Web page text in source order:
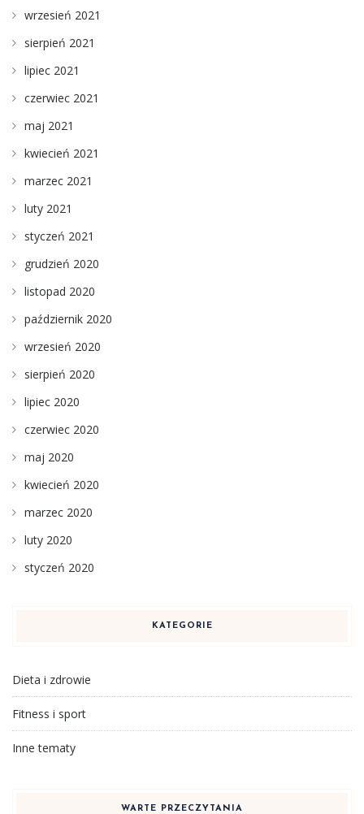
wrzesień 2021
sierpień 2021
lipiec 2021
czerwiec 2021
maj 2021
kwiecień 2021
marzec 2021
luty 2021
styczeń 2021
grudzień 2020
listopad 2020
październik 2020
wrzesień 2020
sierpień 2020
lipiec 2020
czerwiec 2020
maj 2020
kwiecień 2020
marzec 2020
luty 2020
styczeń 2020
KATEGORIE
Dieta i zdrowie
Fitness i sport
Inne tematy
WARTE PRZECZYTANIA